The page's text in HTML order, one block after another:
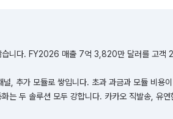
습니다. FY2026 매출 7억 3,820만 달러를 고객
, 추가 모듈로 쌓입니다. 초과 과금과 모듈 비용
는 두 솔루션 모두 강합니다. 카카오 직발송, 유